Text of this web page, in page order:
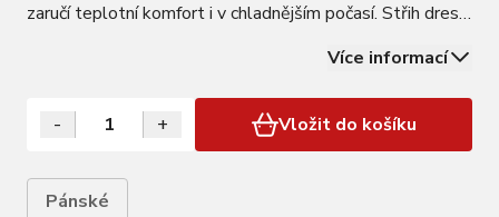
zaručí teplotní komfort i v chladnějším počasí. Střih dresu
materiál je velmi jemný, elastický a rychleschnoucí.
celorozepínací, 3 zadní…
Více informací
- + Vložit do košíku
Pánské